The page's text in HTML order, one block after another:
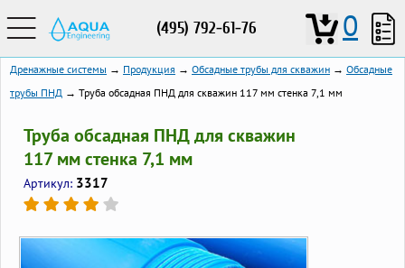
(495) 792-61-76 0
Дренажные системы → Продукция → Обсадные трубы для скважин → Обсадные
трубы ПНД → Труба обсадная ПНД для скважин 117 мм стенка 7,1 мм
Труба обсадная ПНД для скважин
117 мм стенка 7,1 мм
Артикул: 3317